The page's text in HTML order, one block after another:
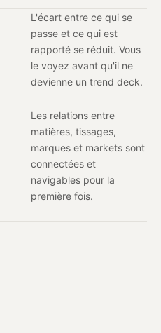
L'écart entre ce qui se
passe et ce qui est
rapporté se réduit. Vous
le voyez avant qu'il ne
devienne un trend deck.
Les relations entre
matières, tissages,
marques et markets sont
connectées et
navigables pour la
première fois.